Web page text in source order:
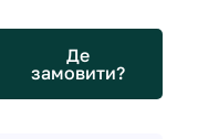
Де
замовити?